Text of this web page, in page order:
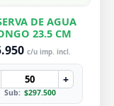
DE AGUA
23.5 CM
c/u imp. incl.
+
Sub: $297.500